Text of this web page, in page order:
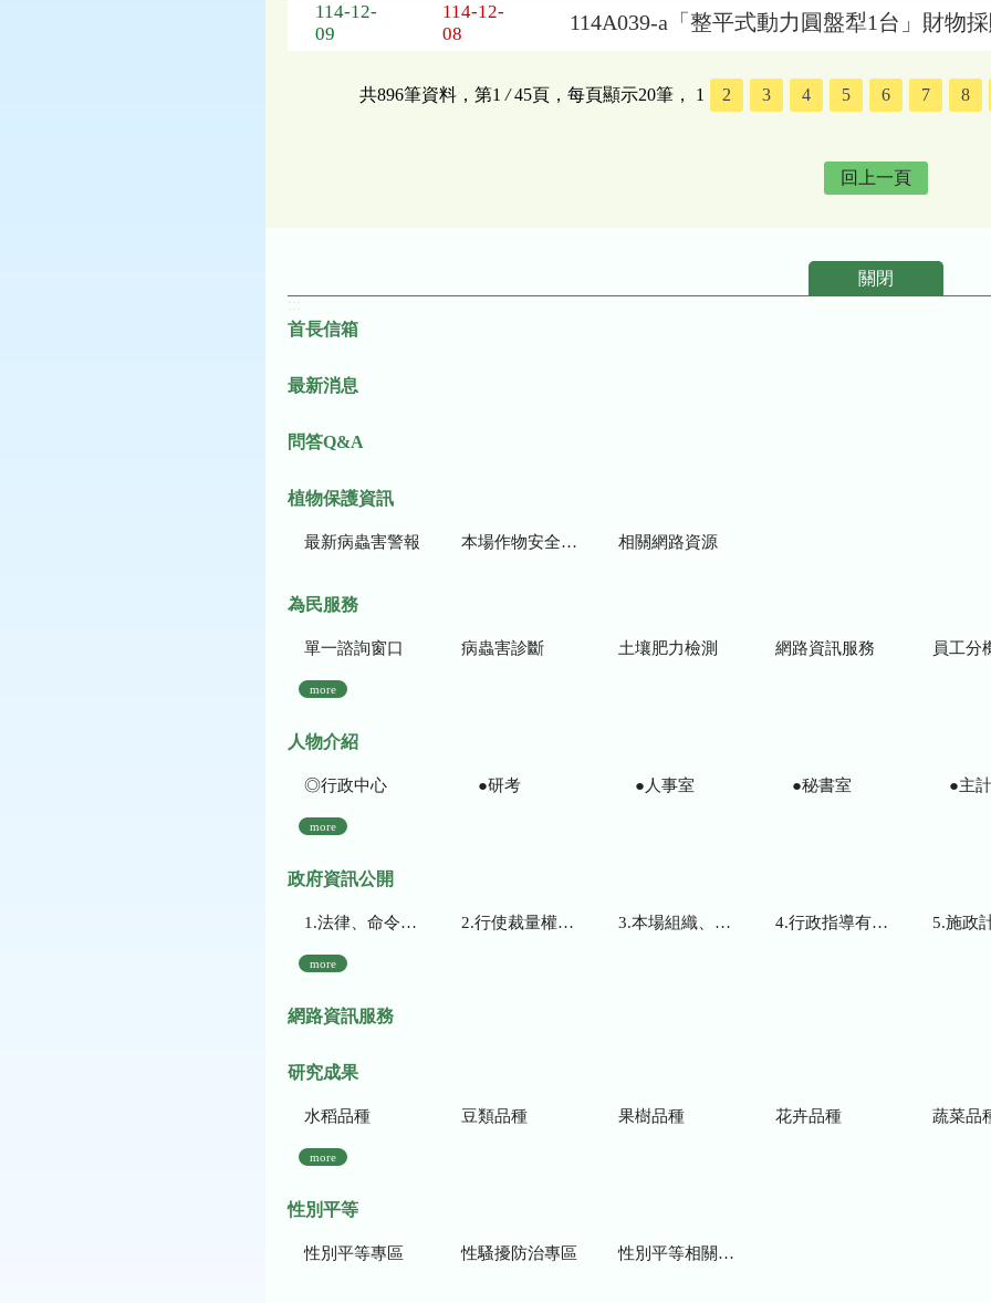
114-12-
09
114-12-
08
114A039-a「整平式動力圓盤犁1台」財物
共896筆資料，第1 /45頁，每頁顯示20筆， 1 2 3 4 5 6 7 8
回上一頁
關閉
首長信箱
最新消息
問答Q&A
植物保護資訊
最新病蟲害警報 本場作物安全用藥資訊 相關網路資源
為民服務
單一諮詢窗口 病蟲害診斷 土壤肥力檢測 網路資訊服務 員工分
more
人物介紹
◎行政中心 ●研考 ●人事室 ●秘書室 ●主
more
政府資訊公開
1.法律、命令、法規命令 2.行使裁量權而訂頒之解釋性規定及裁量基準 3.本場組織、職掌及聯絡資訊 4.行政指導有關文書 5.施政計畫、業務統
more
網路資訊服務
研究成果
水稻品種 豆類品種 果樹品種 花卉品種 蔬菜品
more
性別平等
性別平等專區 性騷擾防治專區 性別平等相關網站